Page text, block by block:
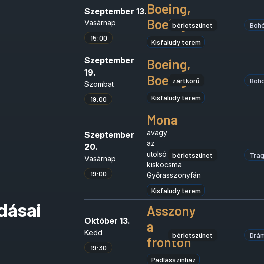
Szeptember 13.
Vasárnap
15:00
Boeing,
Boeing
Kisfaludy terem
bérletszünet
Szeptember
19.
Szombat
19:00
Boeing,
Boeing
Kisfaludy terem
zártkörű
Szeptember
20.
Vasárnap
19:00
Mona
avagy
az
utolsó
kiskocsma
Győrasszonyfán
Kisfaludy terem
bérletszünet
Október 13.
Kedd
19:30
Asszony
a
fronton
Padlásszínház
bérletszünet